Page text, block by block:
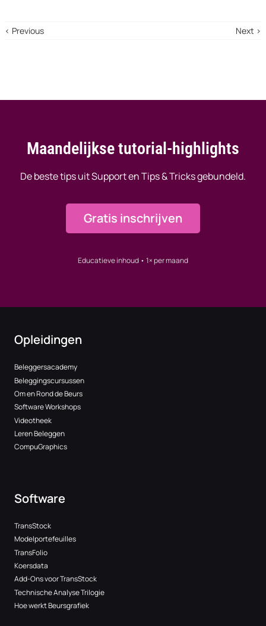
‹ Previous Next ›
Maandelijkse tutorial-highlights
De beste tips uit Support en Tips & Tricks gebundeld.
Gratis inschrijven
Educatieve inhoud • 1× per maand
Opleidingen
Beleggersacademy
Beleggingscursussen
Om en Rond de Beurs
Software Workshops
Videotheek
Leren Beleggen
CompuGraphics
Software
TransStock
Modelportefeuilles
TransFolio
Koersdata
Add-Ons voor TransStock
Technische Analyse Trilogie
Hoe werkt Beursgrafiek